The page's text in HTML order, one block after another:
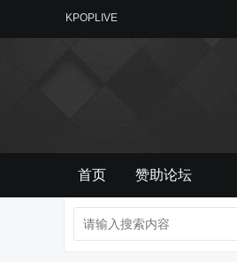
KPOPLIVE
首页 赞助论坛